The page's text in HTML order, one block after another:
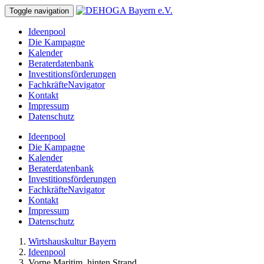
Toggle navigation
Ideenpool
Die Kampagne
Kalender
Beraterdatenbank
Investitionsförderungen
FachkräfteNavigator
Kontakt
Impressum
Datenschutz
Ideenpool
Die Kampagne
Kalender
Beraterdatenbank
Investitionsförderungen
FachkräfteNavigator
Kontakt
Impressum
Datenschutz
Wirtshauskultur Bayern
Ideenpool